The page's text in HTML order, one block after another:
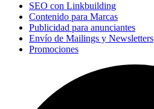
SEO con Linkbuilding
Contenido para Marcas
Publicidad para anunciantes
Envío de Mailings y Newsletters
Promociones